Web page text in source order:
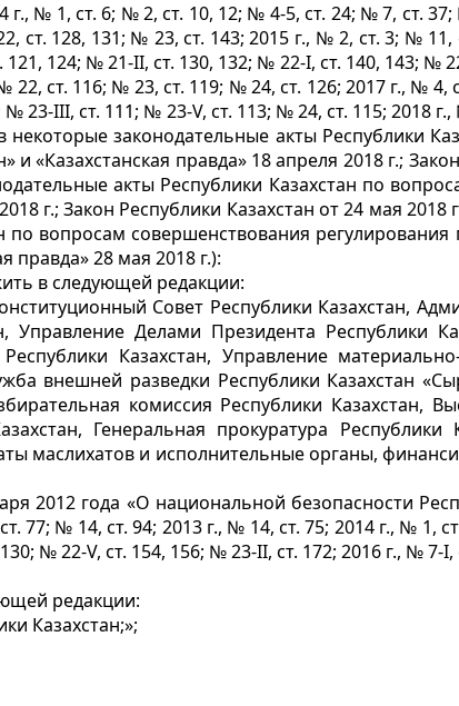
г., № 1, ст. 6; № 2, ст. 10, 12; № 4-5, ст. 24; № 7, ст.
ст. 128, 131; № 23, ст. 143; 2015 г., № 2, ст. 3; №
124; № 21-II, ст. 130, 132; № 22-І, ст. 140, 143; №
22, ст. 116; № 23, ст. 119; № 24, ст. 126; 2017 г., №
23-ІІІ, ст. 111; № 23-V, ст. 113; № 24, ст. 115; 2018
законодательные акты Республики
и «Казахстанская правда» 18 апреля 2018 г.;
акты Республики Казахстан по
г.; Закон Республики Казахстан от 24 мая
по вопросам совершенствования
правда» 28 мая 2018 г.):
в следующей редакции:
Совет Республики Казахстан,
Управление Делами Президента Республики
Казахстан, Управление
внешней разведки Республики Казахстан
комиссия Республики Казахстан,
Генеральная прокуратура
маслихатов и исполнительные органы,
2012 года «О национальной безопасности
77; № 14, ст. 94; 2013 г., № 14, ст. 75; 2014 г., №
№ 22-V, ст. 154, 156; № 23-II, ст. 172; 2016 г., №
редакции:
Казахстан;»;